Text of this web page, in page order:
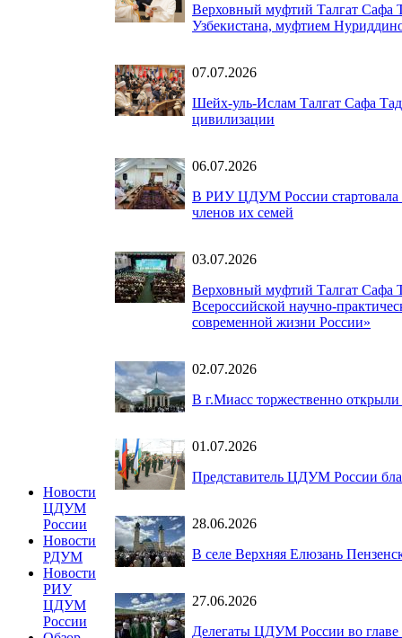
Новости
ЦДУМ
России
Новости
РДУМ
Новости
РИУ
ЦДУМ
России
Верховный муфтий Талгат Сафа
Узбекистана, муфтием
07.07.2026
Шейх-уль-Ислам Талгат Сафа
цивилизации
06.07.2026
В РИУ ЦДУМ России стартовала
членов их семей
03.07.2026
Верховный муфтий Талгат Сафа
Всероссийской научно-
современной жизни России»
02.07.2026
В г.Миасс торжественно
01.07.2026
Представитель ЦДУМ России
28.06.2026
В селе Верхняя Елюзань
27.06.2026
Делегаты ЦДУМ России во